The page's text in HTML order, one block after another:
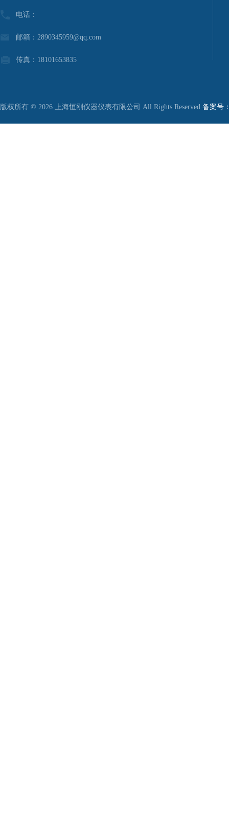
电话：
邮箱：2890345959@qq.com
传真：18101653835
版权所有 © 2026 上海恒刚仪器仪表有限公司 All Rights Reserved 备案号